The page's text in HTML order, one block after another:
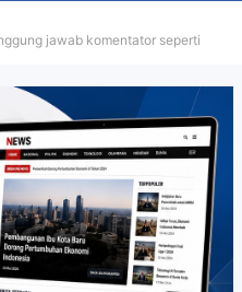
jawab komentator seperti